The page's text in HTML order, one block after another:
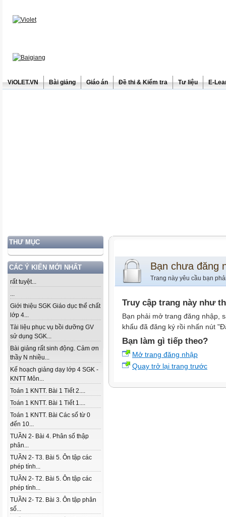
ViOLET.VN Bài giảng Giáo án Đề thi & Kiểm tra Tư liệu E-
THƯ MỤC
CÁC Ý KIẾN MỚI NHẤT
rất tuyệt...
...
Giới thiệu SGK Giáo dục thể chất
lớp 4...
Tài liệu phục vụ bồi dưỡng GV
sử dụng SGK...
Bài giảng rất sinh động. Cảm ơn
thầy N nhiều...
Kế hoạch giảng dạy lớp 4 SGK -
KNTT Môn...
Toán 1 KNTT. Bài 1 Tiết 2....
Toán 1 KNTT. Bài 1 Tiết 1....
Toán 1 KNTT. Bài Các số từ 0
đến 10...
TUẦN 2- Bài 4. Phân số thập
phân...
TUẦN 2- T3. Bài 5. Ôn tập các
phép tính...
TUẦN 2- T2. Bài 5. Ôn tập các
phép tính...
TUẦN 2- T2. Bài 3. Ôn tập phân
số...
Bạn chưa đăng
Trang này yêu cầu bạn
Truy cập trang này như
Bạn phải mở trang đăng nhập,
khẩu đã đăng ký rồi nhấn nút
Bạn làm gì tiếp theo?
Mở trang đăng nhập
Quay trở lại trang trước